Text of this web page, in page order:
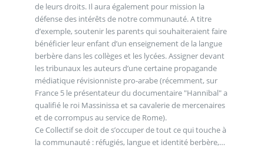
de leurs droits. Il aura également pour mission la
défense des intérêts de notre communauté. A titre
d’exemple, soutenir les parents qui souhaiteraient faire
bénéficier leur enfant d’un enseignement de la langue
berbère dans les collèges et les lycées. Assigner devant
les tribunaux les auteurs d’une certaine propagande
médiatique révisionniste pro-arabe (récemment, sur
France 5 le présentateur du documentaire "Hannibal" a
qualifié le roi Massinissa et sa cavalerie de mercenaires
et de corrompus au service de Rome).
Ce Collectif se doit de s’occuper de tout ce qui touche à
la communauté : réfugiés, langue et identité berbère,…